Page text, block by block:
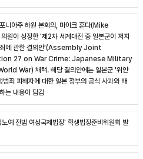
니아주 하원 본회의, 마이크 혼다(Mike
원이 상정한 '제2차 세계대전 중 일본군이 저지
죄에 관한 결의안'(Assembly Joint
27 on War Crime: Japanese Military
War) 채택. 해당 결의안에는 일본군 '위안
범죄 피해자에 대한 일본 정부의 공식 사과와 배
는 내용이 담김
예 전범 여성국제법정' 학생법정준비위원회 발